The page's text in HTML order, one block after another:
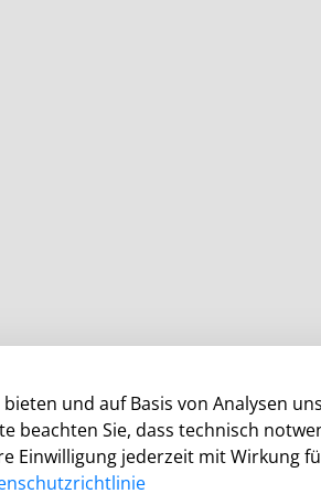
und auf Basis von Analysen
beachten Sie, dass technisch
Einwilligung jederzeit mit Wirkung